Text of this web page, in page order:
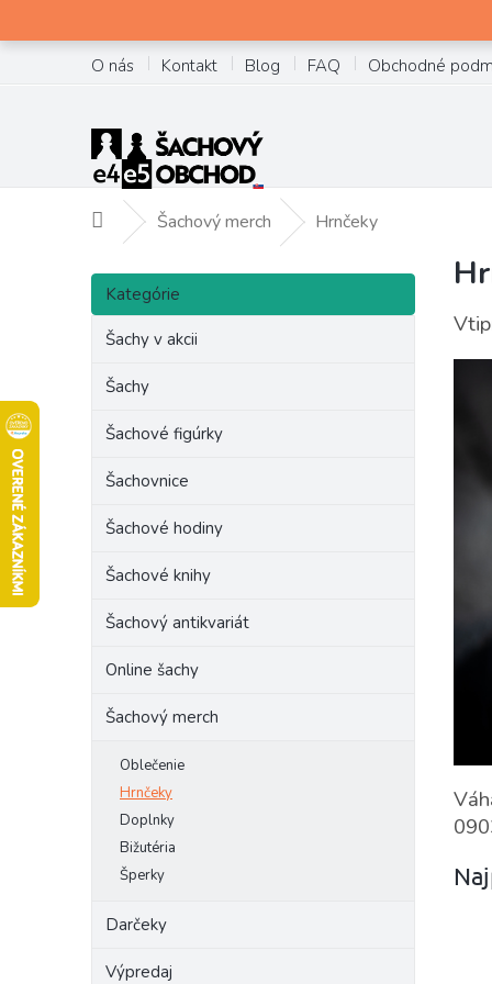
na
O nás Kontakt Blog FAQ Obchodné
DomovŠachový merch Hrnčeky
B
č
Preskočiť
kategórie
Kategórie
Šachy v akcii
Šachy
Šachové figúrky
Šachovnice
Šachové hodiny
Šachové knihy
Šachový antikvariát
Online šachy
Šachový merch
Oblečenie
Hrnčeky
Doplnky
Bižutéria
Šperky
Darčeky
Výpredaj